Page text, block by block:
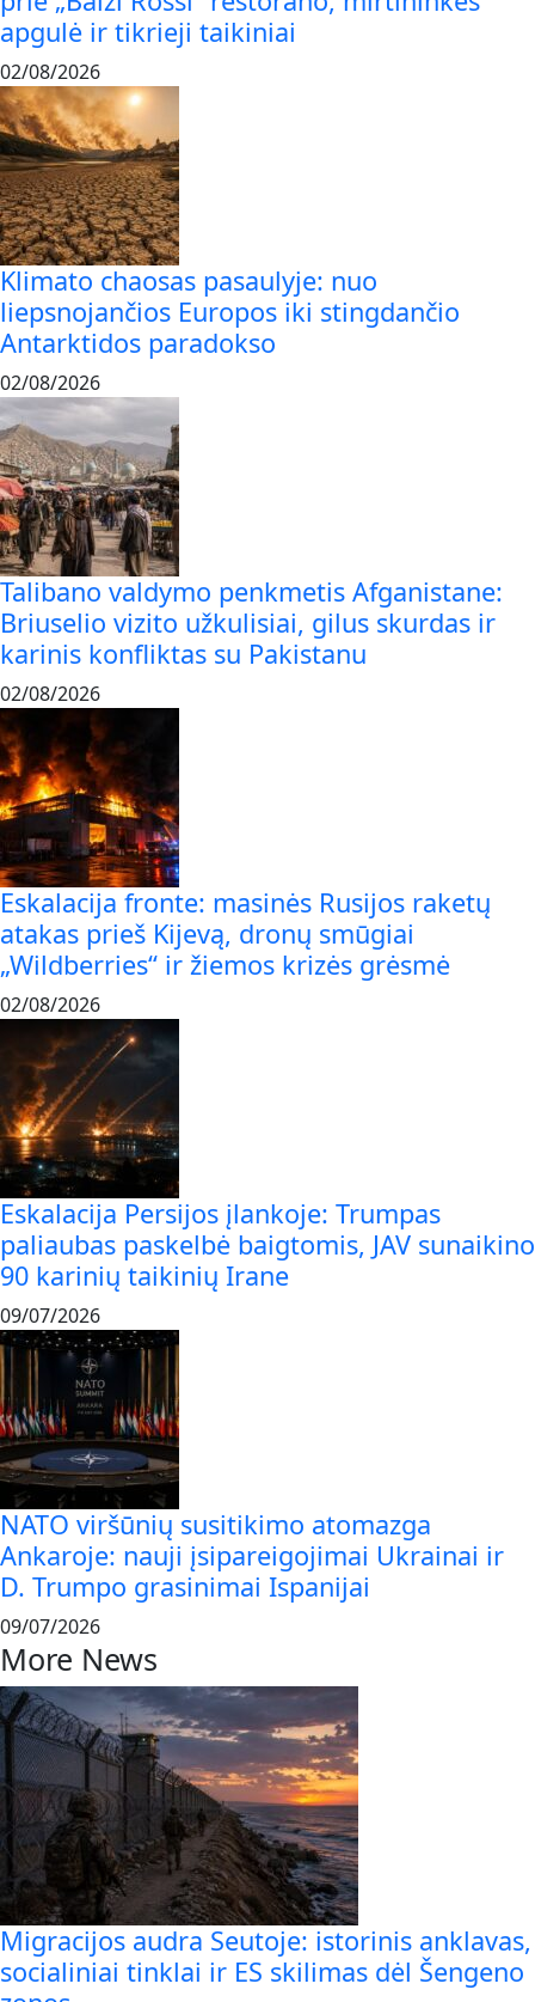
apgulė ir tikrieji taikiniai
02/08/2026
Klimato chaosas pasaulyje: nuo
liepsnojančios Europos iki stingdančio
Antarktidos paradokso
02/08/2026
Talibano valdymo penkmetis Afganistane:
Briuselio vizito užkulisiai, gilus skurdas ir
karinis konfliktas su Pakistanu
02/08/2026
Eskalacija fronte: masinės Rusijos raketų
atakas prieš Kijevą, dronų smūgiai
„Wildberries“ ir žiemos krizės grėsmė
02/08/2026
Eskalacija Persijos įlankoje: Trumpas
paliaubas paskelbė baigtomis, JAV sunaikino
90 karinių taikinių Irane
09/07/2026
NATO viršūnių susitikimo atomazga
Ankaroje: nauji įsipareigojimai Ukrainai ir
D. Trumpo grasinimai Ispanijai
09/07/2026
More News
Migracijos audra Seutoje: istorinis anklavas,
socialiniai tinklai ir ES skilimas dėl Šengeno